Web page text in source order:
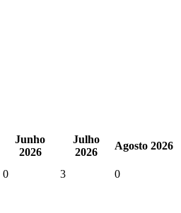
Junho
2026
Julho
2026
Agosto 2026
0 3 0